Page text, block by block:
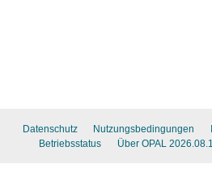
Datenschutz Nutzungsbedingungen
Betriebsstatus
Über OPAL 2026.08.1